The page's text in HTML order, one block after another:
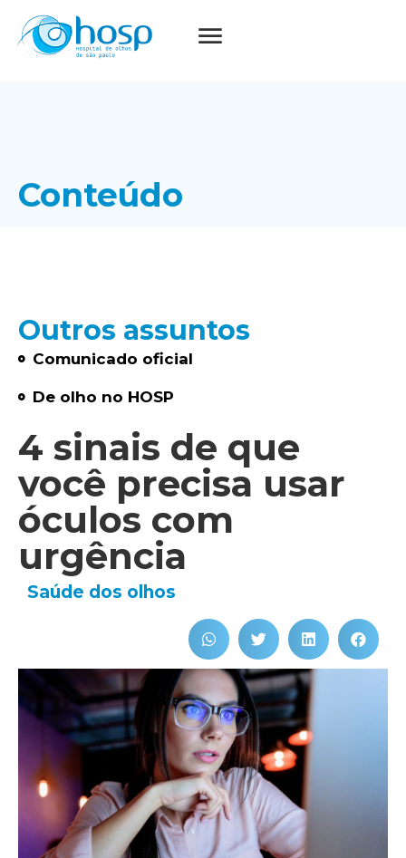
Conteúdo
Outros assuntos
Comunicado oficial
De olho no HOSP
4 sinais de que
você precisa usar
óculos com
urgência
Saúde dos olhos